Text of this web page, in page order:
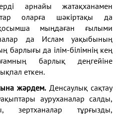
арнайы жатақханамен
оларға шәкіртақы да
мыңдаған ғылыми
да Ислам уақыбының
барлығы да ілім-білімнің кең
барлық деңгейіне
еткен.
жәрдем.Денсаулық сақтау
ауруханалар салды,
зертханалар тұрғызды,